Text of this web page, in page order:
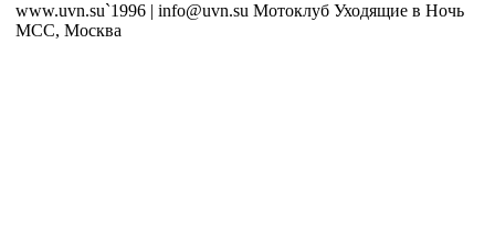
www.uvn.su`1996 | info@uvn.su Мотоклуб Уходящие в Ночь
MCC, Москва